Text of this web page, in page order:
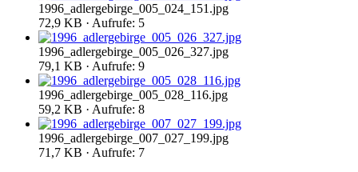
1996_adlergebirge_005_024_151.jpg
72,9 KB · Aufrufe: 5
1996_adlergebirge_005_026_327.jpg
79,1 KB · Aufrufe: 9
1996_adlergebirge_005_028_116.jpg
59,2 KB · Aufrufe: 8
1996_adlergebirge_007_027_199.jpg
71,7 KB · Aufrufe: 7